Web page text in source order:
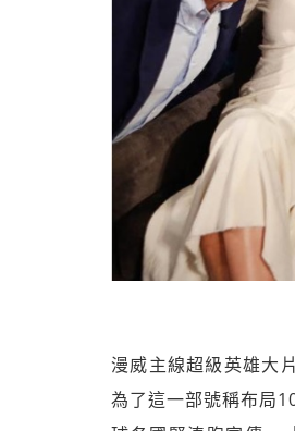
漫威主線超級英雄大
為了這一部號稱布局